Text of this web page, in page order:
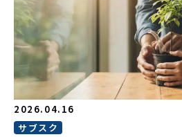
2026.04.16
サブスク